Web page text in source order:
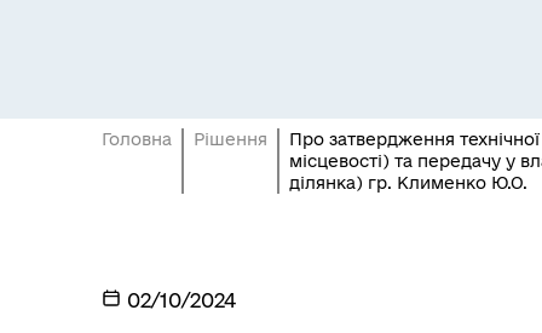
Головна Рішення
Про затвердження
місцевості) та передачу у
ділянка) гр. Клименко Ю.О.
02/10/2024